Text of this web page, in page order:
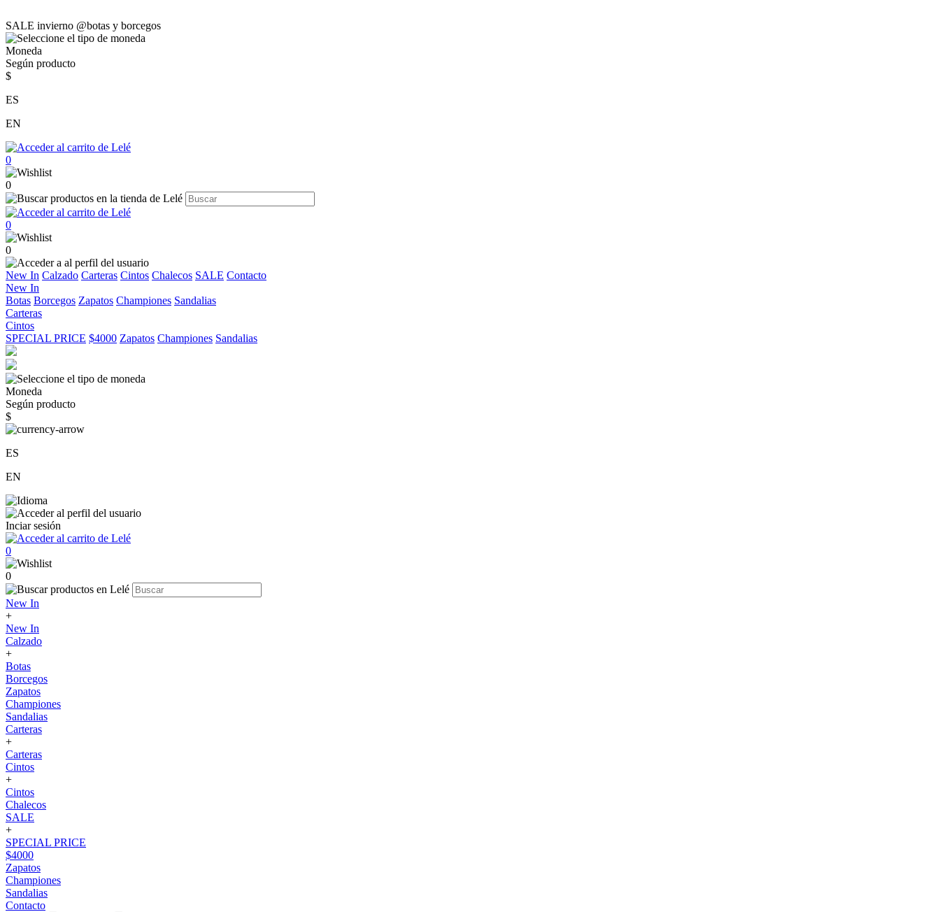
SALE invierno @botas y borcegos
Moneda
Según producto
$
ES
EN
0
0
0
0
New In Calzado Carteras Cintos Chalecos SALE Contacto
New In
Botas Borcegos Zapatos Championes Sandalias
Carteras
Cintos
SPECIAL PRICE $4000 Zapatos Championes Sandalias
Moneda
Según producto
$
ES
EN
Inciar sesión
0
0
New In
+
New In
Calzado
+
Botas
Borcegos
Zapatos
Championes
Sandalias
Carteras
+
Carteras
Cintos
+
Cintos
Chalecos
SALE
+
SPECIAL PRICE
$4000
Zapatos
Championes
Sandalias
Contacto